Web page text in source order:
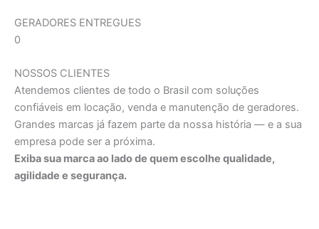
GERADORES ENTREGUES
0
NOSSOS CLIENTES
Atendemos clientes de todo o Brasil com soluções
confiáveis em locação, venda e manutenção de geradores.
Grandes marcas já fazem parte da nossa história — e a sua
empresa pode ser a próxima.
Exiba sua marca ao lado de quem escolhe qualidade,
agilidade e segurança.